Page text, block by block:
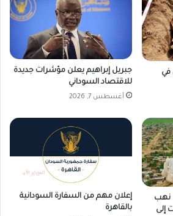
في
جبريل إبراهيم يعلن مؤشرات جديدة
للاقتصاد السوداني
أغسطس 7, 2026
نهب
إلى
إعلان مهم من السفارة السودانية
بالقاهرة